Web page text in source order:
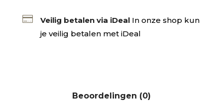
 Veilig betalen via iDeal In onze shop kun
je veilig betalen met iDeal
Beoordelingen (0)